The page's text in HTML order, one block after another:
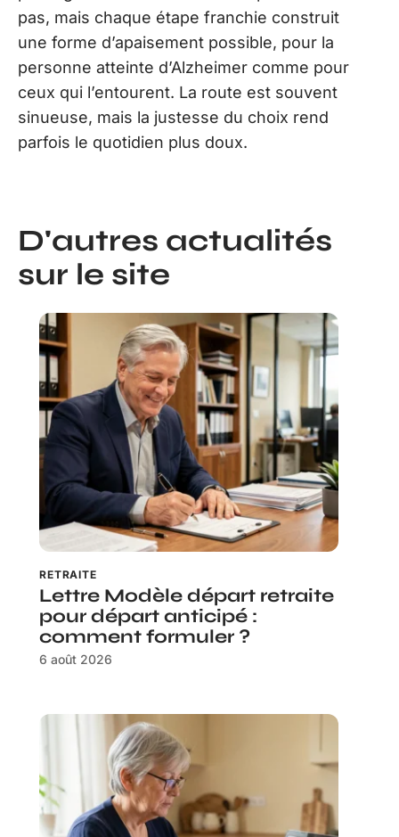
pas, mais chaque étape franchie construit
une forme d’apaisement possible, pour la
personne atteinte d’Alzheimer comme pour
ceux qui l’entourent. La route est souvent
sinueuse, mais la justesse du choix rend
parfois le quotidien plus doux.
D'autres actualités
sur le site
RETRAITE
Lettre Modèle départ retraite
pour départ anticipé :
comment formuler ?
6 août 2026